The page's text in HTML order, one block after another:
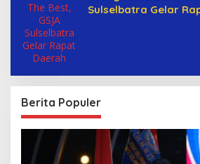
Sulselbatra Gelar
Berita Populer